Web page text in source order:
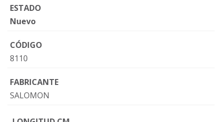
ESTADO
Nuevo
CÓDIGO
8110
FABRICANTE
SALOMON